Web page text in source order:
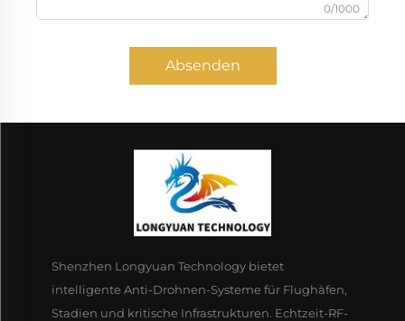
0/1000
Absenden
Shenzhen Longyuan Technology bietet
intelligente Anti-Drohnen-Systeme für Flughäfen,
Stadien und kritische Infrastrukturen. Echtzeit-RF-